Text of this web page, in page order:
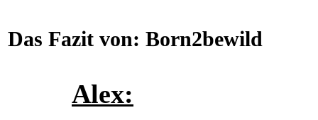
Das Fazit von: Born2bewild
Alex: